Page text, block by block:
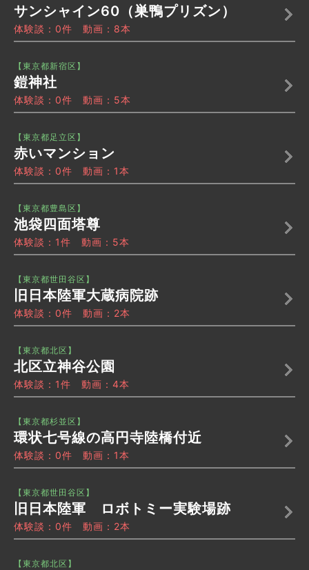
サンシャイン60（巣鴨プリズン）
体験談：0件 動画：8本
【東京都新宿区】
鎧神社
体験談：0件 動画：5本
【東京都足立区】
赤いマンション
体験談：0件 動画：1本
【東京都豊島区】
池袋四面塔尊
体験談：1件 動画：5本
【東京都世田谷区】
旧日本陸軍大蔵病院跡
体験談：0件 動画：2本
【東京都北区】
北区立神谷公園
体験談：1件 動画：4本
【東京都杉並区】
環状七号線の高円寺陸橋付近
体験談：0件 動画：1本
【東京都世田谷区】
旧日本陸軍 ロボトミー実験場跡
体験談：0件 動画：2本
【東京都北区】